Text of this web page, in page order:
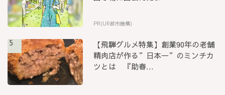
PR(UR都市機構)
5
【飛騨グルメ特集】創業90年の老舗
精肉店が作る”日本一”のミンチカ
ツとは 『助春...